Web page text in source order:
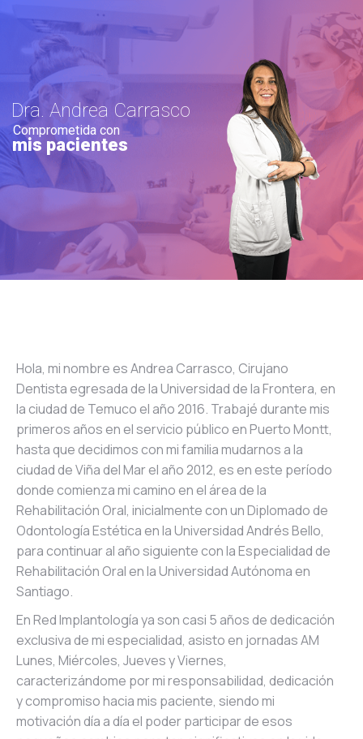
mis pacientes
Dra. Andrea Carrasco
Comprometida con
Hola, mi nombre es Andrea Carrasco, Cirujano
Dentista egresada de la Universidad de la Frontera, en
la ciudad de Temuco el año 2016. Trabajé durante mis
primeros años en el servicio público en Puerto Montt,
hasta que decidimos con mi familia mudarnos a la
ciudad de Viña del Mar el año 2012, es en este período
donde comienza mi camino en el área de la
Rehabilitación Oral, inicialmente con un Diplomado de
Odontología Estética en la Universidad Andrés Bello,
para continuar al año siguiente con la Especialidad de
Rehabilitación Oral en la Universidad Autónoma en
Santiago.
En Red Implantología ya son casi 5 años de dedicación
exclusiva de mi especialidad, asisto en jornadas AM
Lunes, Miércoles, Jueves y Viernes,
caracterizándome por mi responsabilidad, dedicación
y compromiso hacia mis paciente, siendo mi
motivación día a día el poder participar de esos